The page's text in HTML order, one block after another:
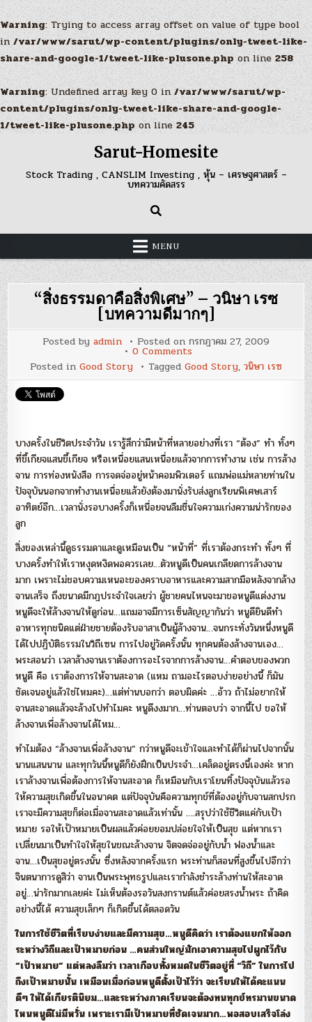
Warning: Trying to access array offset on value of type bool
in/var/www/sarut/wp-content/plugins/only-tweet-like-
share-and-google-1/tweet-like-plusone.phpon line258
Warning: Undefined array key 0 in/var/www/sarut/wp-
content/plugins/only-tweet-like-share-and-google-
1/tweet-like-plusone.phpon line245
content
Sarut-Homesite
Stock Trading , CANSLIM Investing , หุ้น – เศรษฐศาสตร์ –
บทความคัดสรร
MENU
“สิ่งธรรมดาคือสิ่งพิเศษ” – วนิษา เรซ
[บทความดีมากๆ]
Posted by admin Posted on กรกฎาคม 27, 2009
0 Commentson
ธรรมดา
คือ
[บทความ
ดี
มากๆ]
Posted in Good Story Tagged Good Story, วนิษา เรซ
บางครั้งในชีวิตประจำวัน เรารู้สึกว่ามีหน้าที่หลายอย่างที่เรา “ต้อง” ทำ ทั้งๆ
ที่ขี้เกียจแสนขี้เกียจ หรือเหนื่อยแสนเหนื่อยแล้วจากการทำงาน เช่น การล้าง
จาน การท่องหนังสือ การจดจ่ออยู่หน้าคอมพิวเตอร์ แถมพ่อแม่หลายท่านใน
ปัจจุบันนอกจากทำงานเหนื่อยแล้วยังต้องมานั่งรับส่งลูกเรียนพิเศษเสาร์
อาทิตย์อีก…เวลานั่งรอบางครั้งก็เหนื่อยจนลืมชื่นใจความเก่งความน่ารักของ
ลูก
สิ่งของเหล่านี้ดูธรรมดาและดูเหมือนเป็น “หน้าที่” ที่เราต้องกระทำ ทั้งๆ ที่
บางครั้งทำให้เราหงุดหงิดพอควรเลย…ตัวหนูดีเป็นคนเกลียดการล้างจาน
มาก เพราะไม่ชอบความเหนอะของคราบอาหารและความสากมือหลังจากล้าง
จานเสร็จ ถึงขนาดมีกฎประจำใจเลยว่า ผู้ชายคนไหนจะมาขอหนูดีแต่งงาน
หนูดีจะให้ล้างจานให้ดูก่อน…แถมอาจมีการเซ็นสัญญากันว่า หนูดียินดีทำ
อาหารทุกชนิดแต่ฝ่ายชายต้องรับอาสาเป็นผู้ล้างจาน…จนกระทั่งวันหนึ่งหนูดี
ได้ไปปฏิบัติธรรมในวิถีเซน การไปอยู่วัดครั้งนั้น ทุกคนต้องล้างจานเอง…
พระสอนว่า เวลาล้างจานเราต้องการอะไรจากการล้างจาน…คำตอบของพวก
หนูดี คือ เราต้องการให้จานสะอาด (แหม ถามอะไรตอบง่ายอย่างนี้ ก็มัน
ชัดเจนอยู่แล้วใช่ไหมคะ)…แต่ท่านบอกว่า ตอบผิดค่ะ …อ้าว ถ้าไม่อยากให้
จานสะอาดแล้วจะล้างไปทำไมคะ หนูดีงงมาก…ท่านตอบว่า จากนี้ไป ขอให้
ล้างจานเพื่อล้างจานได้ไหม…
ทำไมต้อง “ล้างจานเพื่อล้างจาน” กว่าหนูดีจะเข้าใจและทำได้ก็ผ่านไปจากนั้น
นานแสนนาน และทุกวันนี้หนูดีก็ยังฝึกเป็นประจำ…เคล็ดอยู่ตรงนี้เองค่ะ หาก
เราล้างจานเพื่อต้องการให้จานสะอาด ก็เหมือนกับเราโยนทิ้งปัจจุบันแล้วรอ
ให้ความสุขเกิดขึ้นในอนาคต แต่ปัจจุบันคือความทุกข์ที่ต้องอยู่กับจานสกปรก
เราจะมีความสุขก็ต่อเมื่อจานสะอาดแล้วเท่านั้น ….สรุปว่าใช้ชีวิตแค่กับเป้า
หมาย รอให้เป้าหมายเป็นผลแล้วค่อยยอมปล่อยใจให้เป็นสุข แต่หากเรา
เปลี่ยนมาเป็นทำใจให้สุขในขณะล้างจาน จิตจดจ่ออยู่กับน้ำ ฟองน้ำและ
จาน…เป็นสุขอยู่ตรงนั้น ซึ่งหลังจากครั้งแรก พระท่านก็สอนที่สูงขึ้นไปอีกว่า
จินตนาการดูสิว่า จานเป็นพระพุทธรูปและเรากำลังชำระล้างท่านให้สะอาด
อยู่…น่ารักมากเลยค่ะ ไม่เห็นต้องรอวันสงกรานต์แล้วค่อยสรงน้ำพระ ถ้าคิด
อย่างนี้ได้ ความสุขเล็กๆ ก็เกิดขึ้นได้ตลอดวัน
ในการใช้ชีวิตที่เรียบง่ายและมีความสุข…หนูดีคิดว่า เราต้องแยกให้ออก
ระหว่างวิถีและเป้าหมายก่อน …คนส่วนใหญ่มักเอาความสุขไปผูกไว้กับ
“เป้าหมาย” แต่หลงลืมว่า เวลาเกือบทั้งหมดในชีวิตอยู่ที่ “วิถี” ในการไป
ถึงเป้าหมายนั้น เหมือนเมื่อก่อนหนูดีตั้งเป้าไว้ว่า จะเรียนให้ได้คะแนน
ดีๆ ให้ได้เกียรตินิยม…และระหว่างภาคเรียนจะต้องทนทุกข์ทรมานขนาด
ไหนหนูดีไม่มีหวั่น เพราะเรามีเป้าหมายที่ชัดเจนมาก…พอสอบเสร็จโล่ง